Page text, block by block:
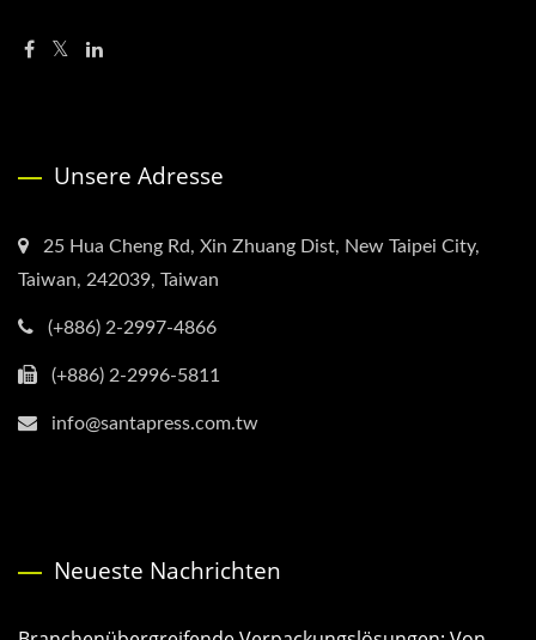
Unsere Adresse
25 Hua Cheng Rd, Xin Zhuang Dist, New Taipei City,
Taiwan, 242039, Taiwan
(+886) 2-2997-4866
(+886) 2-2996-5811
info@santapress.com.tw
Neueste Nachrichten